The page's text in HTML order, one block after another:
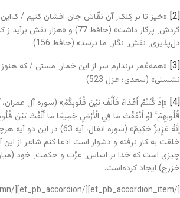
[2]
«خیز تا بر کِلک ِ آن نقّاش جان افشان کنیم /
گردش ِ پرگار داشت» (حافظ 77) و
دل‌پذیری ِ نقش ِ نگار ِ ما نرسد» (حافظ 156)
[3]
«همه‌عُمر برندارم سر از این خمار ِ مستی / که
نشستی» (سعدی؛ غزل 523)
[4]
قُلُوبِهِمْ ۚ لَوْ أَنْفَقْتَ مَا فِي الْأَرْضِ جَمِيعًا مَا أَلَّفْتَ بَيْنَ
إِنَّهُ عَزِيزٌ حَكِيمٌ» (سوره انفال، آیه
خلقت به کار نرفته و دشوار است ادعا کنم شاعر از این
چیزی است که خدا بر اساس ِ عزّت و حکمت ِ خود
خزرج) ایجاد کرده‌است.